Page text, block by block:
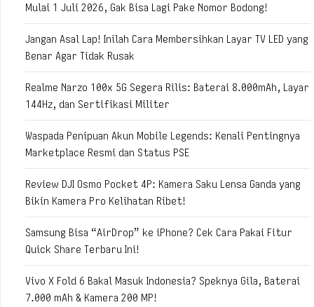
Mulai 1 Juli 2026, Gak Bisa Lagi Pake Nomor Bodong!
Jangan Asal Lap! Inilah Cara Membersihkan Layar TV LED yang
Benar Agar Tidak Rusak
Realme Narzo 100x 5G Segera Rilis: Baterai 8.000mAh, Layar
144Hz, dan Sertifikasi Militer
Waspada Penipuan Akun Mobile Legends: Kenali Pentingnya
Marketplace Resmi dan Status PSE
Review DJI Osmo Pocket 4P: Kamera Saku Lensa Ganda yang
Bikin Kamera Pro Kelihatan Ribet!
Samsung Bisa “AirDrop” ke iPhone? Cek Cara Pakai Fitur
Quick Share Terbaru Ini!
Vivo X Fold 6 Bakal Masuk Indonesia? Speknya Gila, Baterai
7.000 mAh & Kamera 200 MP!